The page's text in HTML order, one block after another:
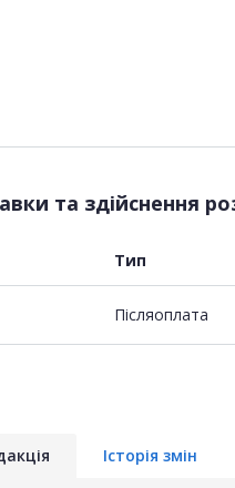
та здійснення
Тип
Пiсляоплата
Історія змін